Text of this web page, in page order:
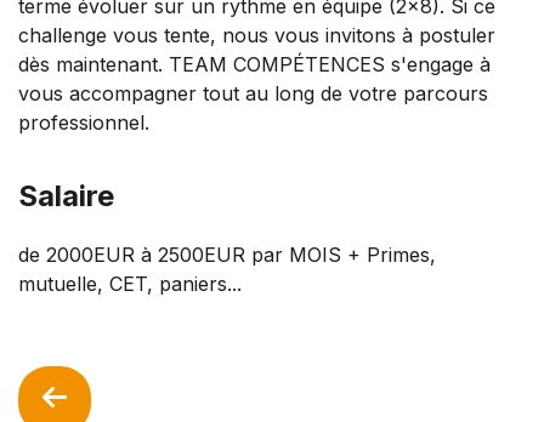
terme évoluer sur un rythme en équipe (2x8). Si ce
challenge vous tente, nous vous invitons à postuler
dès maintenant. TEAM COMPÉTENCES s'engage à
vous accompagner tout au long de votre parcours
professionnel.
Salaire
de 2000EUR à 2500EUR par MOIS + Primes,
mutuelle, CET, paniers...